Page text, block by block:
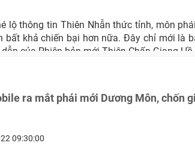
lộ thông tin Thiên Nhẫn thức tỉnh, môn
bất khả chiến bại hơn nữa. Đây chỉ mới là
của Phiên bản mới Thiên Chấn Giang Hồ.
ra mắt phái mới Dương Môn, chốn
09:30:00